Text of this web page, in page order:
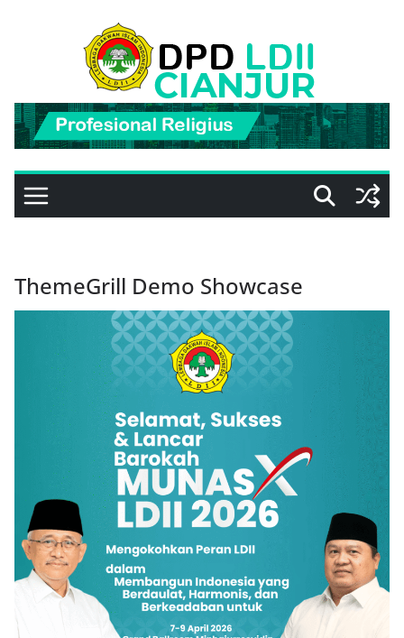
ThemeGrill Demo Showcase